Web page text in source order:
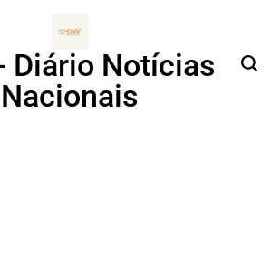
Diário Notícias
Nacionais